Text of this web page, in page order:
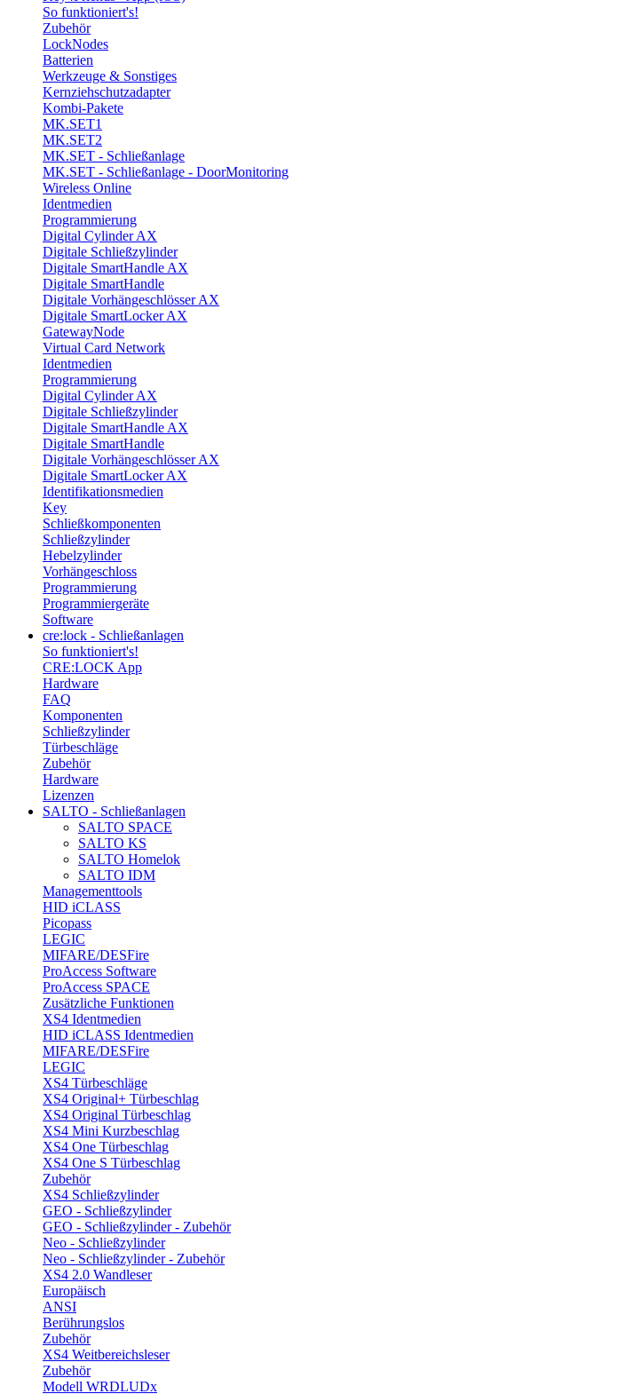
So funktioniert's!
Zubehör
LockNodes
Batterien
Werkzeuge & Sonstiges
Kernziehschutzadapter
Kombi-Pakete
MK.SET1
MK.SET2
MK.SET - Schließanlage
MK.SET - Schließanlage - DoorMonitoring
Wireless Online
Identmedien
Programmierung
Digital Cylinder AX
Digitale Schließzylinder
Digitale SmartHandle AX
Digitale SmartHandle
Digitale Vorhängeschlösser AX
Digitale SmartLocker AX
GatewayNode
Virtual Card Network
Identmedien
Programmierung
Digital Cylinder AX
Digitale Schließzylinder
Digitale SmartHandle AX
Digitale SmartHandle
Digitale Vorhängeschlösser AX
Digitale SmartLocker AX
Identifikationsmedien
Key
Schließkomponenten
Schließzylinder
Hebelzylinder
Vorhängeschloss
Programmierung
Programmiergeräte
Software
cre:lock - Schließanlagen
So funktioniert's!
CRE:LOCK App
Hardware
FAQ
Komponenten
Schließzylinder
Türbeschläge
Zubehör
Hardware
Lizenzen
SALTO - Schließanlagen
SALTO SPACE
SALTO KS
SALTO Homelok
SALTO IDM
Managementtools
HID iCLASS
Picopass
LEGIC
MIFARE/DESFire
ProAccess Software
ProAccess SPACE
Zusätzliche Funktionen
XS4 Identmedien
HID iCLASS Identmedien
MIFARE/DESFire
LEGIC
XS4 Türbeschläge
XS4 Original+ Türbeschlag
XS4 Original Türbeschlag
XS4 Mini Kurzbeschlag
XS4 One Türbeschlag
XS4 One S Türbeschlag
Zubehör
XS4 Schließzylinder
GEO - Schließzylinder
GEO - Schließzylinder - Zubehör
Neo - Schließzylinder
Neo - Schließzylinder - Zubehör
XS4 2.0 Wandleser
Europäisch
ANSI
Berührungslos
Zubehör
XS4 Weitbereichsleser
Zubehör
Modell WRDLUDx